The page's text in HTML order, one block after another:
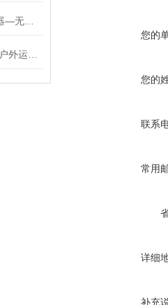
您的
您的
联系
常用
详细
补充